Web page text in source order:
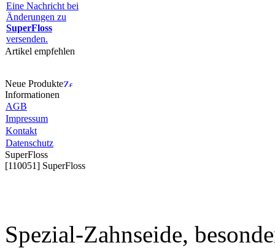
Eine Nachricht bei
Änderungen zu
SuperFloss
versenden.
Artikel empfehlen
Neue Produkte
Informationen
AGB
Impressum
Kontakt
Datenschutz
SuperFloss
[110051] SuperFloss
Spezial-Zahnseide,